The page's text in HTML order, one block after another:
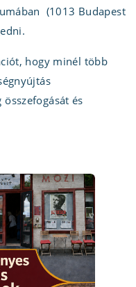
(1013 Budapest
hogy minél több
és